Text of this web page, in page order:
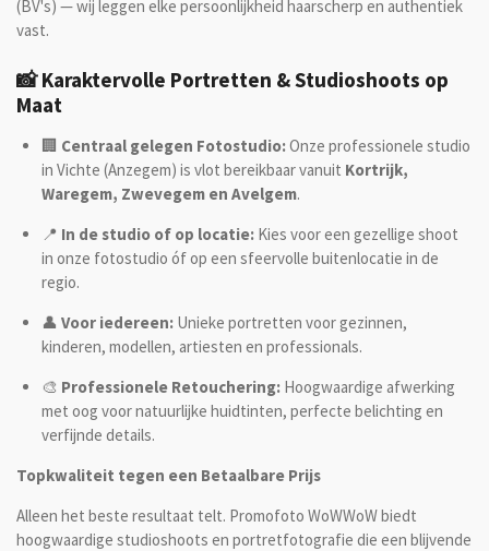
(BV's) — wij leggen elke persoonlijkheid haarscherp en authentiek
vast.
📸 Karaktervolle Portretten & Studioshoots op
Maat
🏢 Centraal gelegen Fotostudio:Onze professionele studio
in Vichte (Anzegem) is vlot bereikbaar vanuit Kortrijk,
Waregem, Zwevegem en Avelgem.
📍 In de studio of op locatie:Kies voor een gezellige shoot
in onze fotostudio óf op een sfeervolle buitenlocatie in de
regio.
👤 Voor iedereen:Unieke portretten voor gezinnen,
kinderen, modellen, artiesten en professionals.
🎨 Professionele Retouchering:Hoogwaardige afwerking
met oog voor natuurlijke huidtinten, perfecte belichting en
verfijnde details.
Topkwaliteit tegen een Betaalbare Prijs
Alleen het beste resultaat telt. Promofoto WoWWoW biedt
hoogwaardige studioshoots en portretfotografie die een blijvende